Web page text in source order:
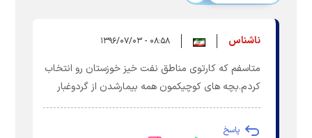
ناشناس ۰۸:۵۸ - ۱۳۹۶/۰۷/۰۳
متاسفم که کارتوی مناطق نفت خیز خوزستان رو انتخاب
کردم.بچه های کوچیکمون همه بیمارشدن از گردوغبار
پاسخ